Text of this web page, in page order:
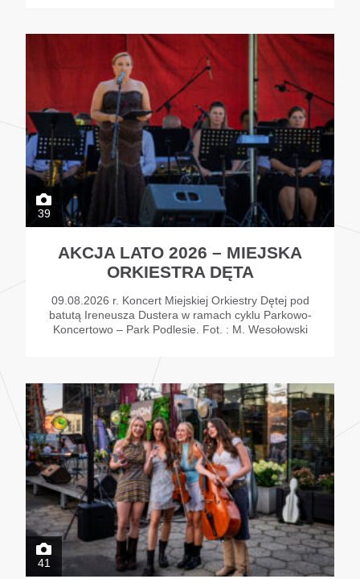
39
AKCJA LATO 2026 – MIEJSKA
ORKIESTRA DĘTA
09.08.2026 r. Koncert Miejskiej Orkiestry Dętej pod
batutą Ireneusza Dustera w ramach cyklu Parkowo-
Koncertowo – Park Podlesie. Fot. : M. Wesołowski
41